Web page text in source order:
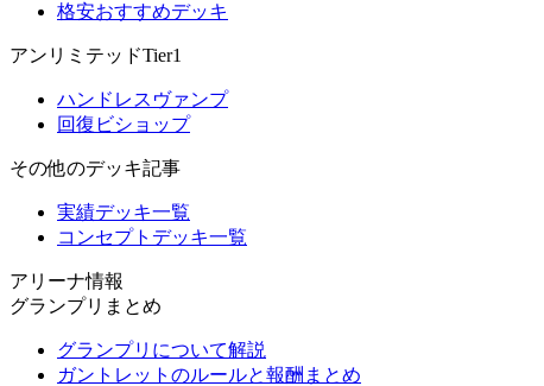
格安おすすめデッキ
アンリミテッドTier1
ハンドレスヴァンプ
回復ビショップ
その他のデッキ記事
実績デッキ一覧
コンセプトデッキ一覧
アリーナ情報
グランプリまとめ
グランプリについて解説
ガントレットのルールと報酬まとめ